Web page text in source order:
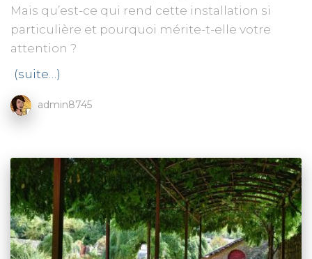
Mais qu’est-ce qui rend cette installation si
particulière et pourquoi mérite-t-elle votre
attention ?
(suite…)
admin8745